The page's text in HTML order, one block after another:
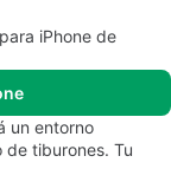
iPhone de
un entorno
tiburones. Tu